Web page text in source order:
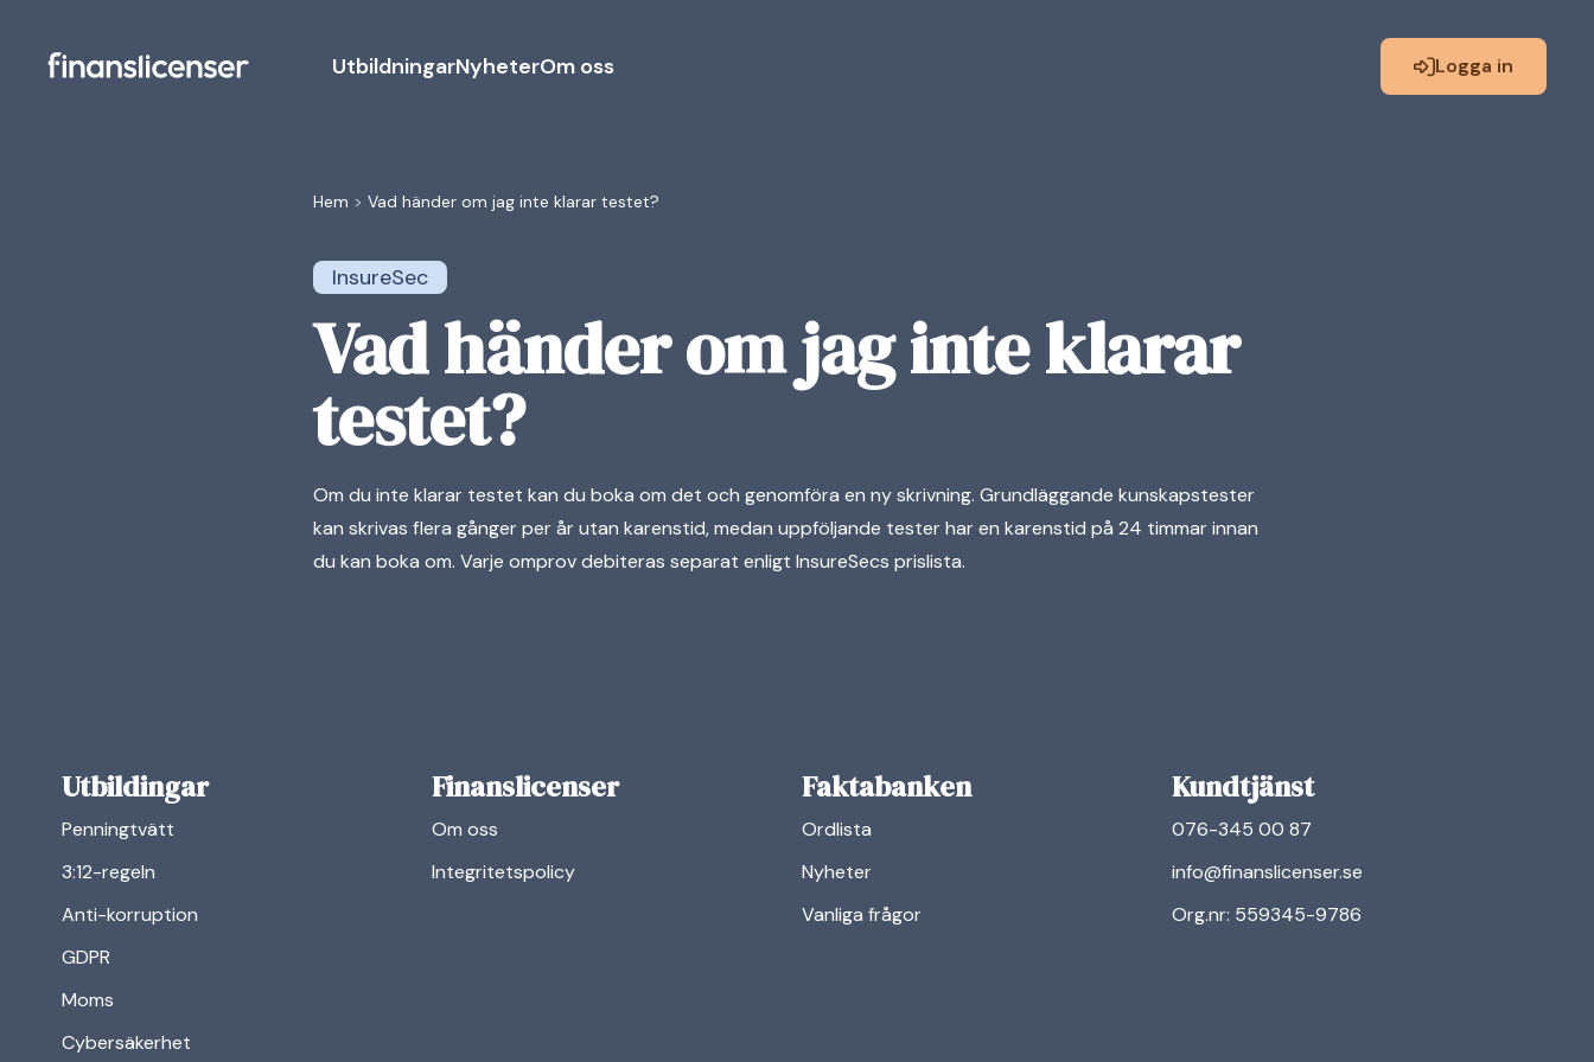
Logga in
UtbildningarNyheterOm oss
Hem > Vad händer om jag inte klarar testet?
InsureSec
Vad händer om jag inte klarar
testet?
Om du inte klarar testet kan du boka om det och genomföra en ny skrivning. Grundläggande kunskapstester
kan skrivas flera gånger per år utan karenstid, medan uppföljande tester har en karenstid på 24 timmar innan
du kan boka om. Varje omprov debiteras separat enligt InsureSecs prislista.
Utbildingar
Penningtvätt
3:12-regeln
Anti-korruption
GDPR
Moms
Cybersäkerhet
Finanslicenser
Om oss
Integritetspolicy
Faktabanken
Ordlista
Nyheter
Vanliga frågor
Kundtjänst
076-345 00 87
info@finanslicenser.se
Org.nr: 559345-9786